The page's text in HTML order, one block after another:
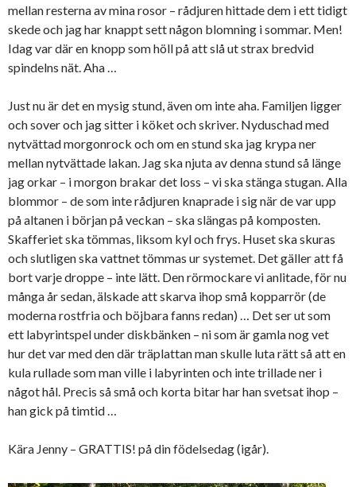
mellan resterna av mina rosor – rådjuren hittade dem i ett tidigt
skede och jag har knappt sett någon blomning i sommar. Men!
Idag var där en knopp som höll på att slå ut strax bredvid
spindelns nät. Aha …
Just nu är det en mysig stund, även om inte aha. Familjen ligger
och sover och jag sitter i köket och skriver. Nyduschad med
nytvättad morgonrock och om en stund ska jag krypa ner
mellan nytvättade lakan. Jag ska njuta av denna stund så länge
jag orkar – i morgon brakar det loss – vi ska stänga stugan. Alla
blommor – de som inte rådjuren knaprade i sig när de var upp
på altanen i början på veckan – ska slängas på komposten.
Skafferiet ska tömmas, liksom kyl och frys. Huset ska skuras
och slutligen ska vattnet tömmas ur systemet. Det gäller att få
bort varje droppe – inte lätt. Den rörmockare vi anlitade, för nu
många år sedan, älskade att skarva ihop små kopparrör (de
moderna rostfria och böjbara fanns redan) … Det ser ut som
ett labyrintspel under diskbänken – ni som är gamla nog vet
hur det var med den där träplattan man skulle luta rätt så att en
kula rullade som man ville i labyrinten och inte trillade ner i
något hål. Precis så små och korta bitar har han svetsat ihop –
han gick på timtid …
Kära Jenny – GRATTIS! på din födelsedag (igår).